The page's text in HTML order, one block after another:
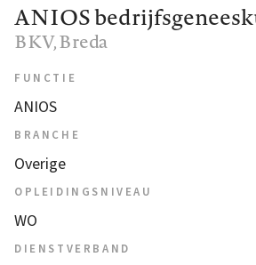
ANIOS
BKV, Breda
FUNCTIE
ANIOS
BRANCHE
Overige
OPLEIDINGSNIVEAU
WO
DIENSTVERBAND